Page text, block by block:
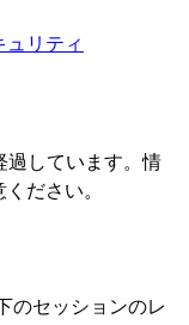
ュリティ
過しています。情
ださい。
のセッションのレ